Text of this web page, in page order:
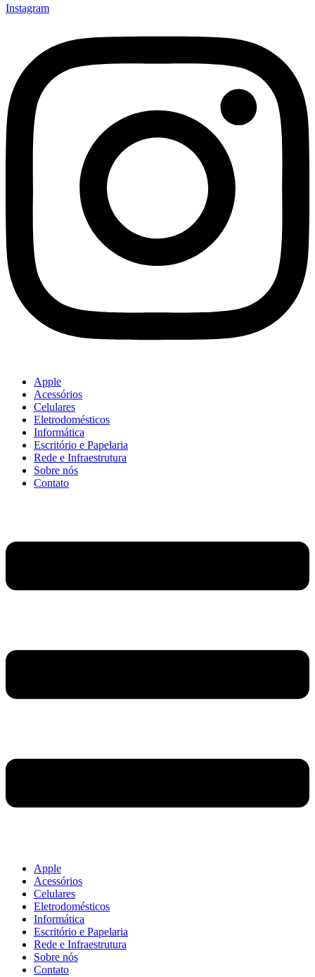
Instagram
Apple
Acessórios
Celulares
Eletrodomésticos
Informática
Escritório e Papelaria
Rede e Infraestrutura
Sobre nós
Contato
Apple
Acessórios
Celulares
Eletrodomésticos
Informática
Escritório e Papelaria
Rede e Infraestrutura
Sobre nós
Contato